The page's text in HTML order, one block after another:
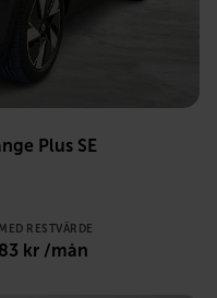
Plus SE
RESTVÄRDE
kr /mån